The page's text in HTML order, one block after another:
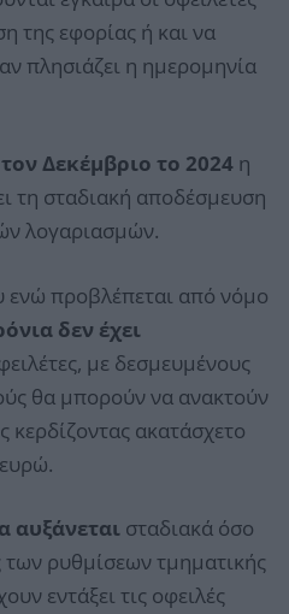
της εφορίας ή και να
πλησιάζει η ημερομηνία
Δεκέμβριο το 2024 η
τη σταδιακή αποδέσμευση
λογαριασμών.
ενώ προβλέπεται από νόμο
δεν έχει
με δεσμευμένους
θα μπορούν να ανακτούν
κερδίζοντας ακατάσχετο
αυξάνεται σταδιακά όσο
ρυθμίσεων τμηματικής
εντάξει τις οφειλές